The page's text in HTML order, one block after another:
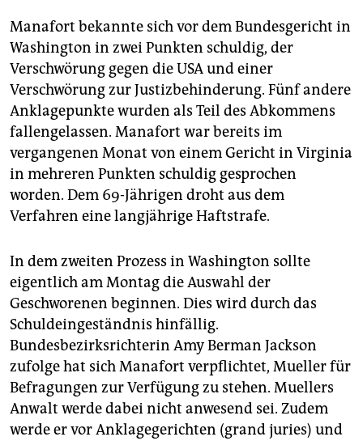
Manafort bekannte sich vor dem Bundesgericht in
Washington in zwei Punkten schuldig, der
Verschwörung gegen die USA und einer
Verschwörung zur Justizbehinderung. Fünf andere
Anklagepunkte wurden als Teil des Abkommens
fallengelassen. Manafort war bereits im
vergangenen Monat von einem Gericht in Virginia
in mehreren Punkten schuldig gesprochen
worden. Dem 69-Jährigen droht aus dem
Verfahren eine langjährige Haftstrafe.
In dem zweiten Prozess in Washington sollte
eigentlich am Montag die Auswahl der
Geschworenen beginnen. Dies wird durch das
Schuldeingeständnis hinfällig.
Bundesbezirksrichterin Amy Berman Jackson
zufolge hat sich Manafort verpflichtet, Mueller für
Befragungen zur Verfügung zu stehen. Muellers
Anwalt werde dabei nicht anwesend sei. Zudem
werde er vor Anklagegerichten (grand juries) und